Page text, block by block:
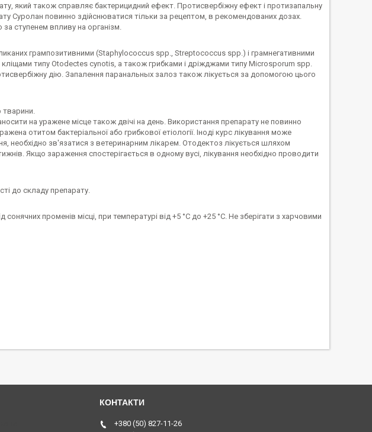
який також справляє бактерицидний ефект. Протисвербіжну ефект і протизапальну
Суролан повинно здійснюватися тільки за рецептом, в рекомендованих дозах.
ступенем впливу на організм.
грампозитивними (Staphylococcus spp., Streptococcus spp.) і грамнегативними
типу Otodectes cynotis, а також грибками і дріжджами типу Microsporum spp.
дію. Запалення паранальных залоз також лікується за допомогою цього
тварини.
на уражене місце також двічі на день. Використання препарату не повинно
отитом бактеріальної або грибкової етіології. Іноді курс лікування може
необхідно зв'язатися з ветеринарним лікарем. Отодектоз лікується шляхом
Якщо зараження спостерігається в одному вусі, лікування необхідно проводити
до складу препарату.
сонячних променів місці, при температурі від +5 °С до +25 °С. Не зберігати з харчовими
+380 (50) 827-11-26